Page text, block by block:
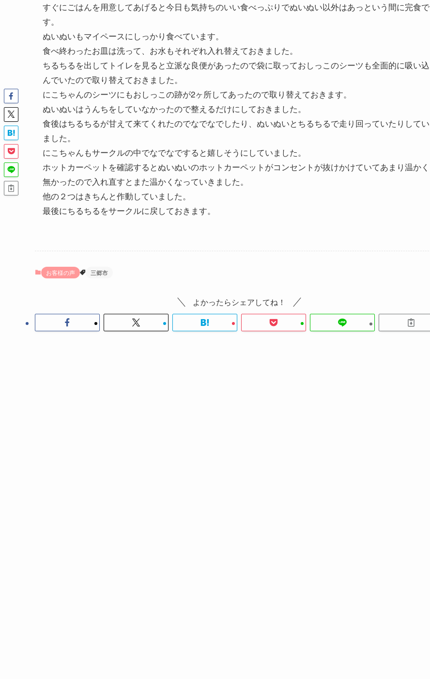
すぐにごはんを用意してあげると今日も気持ちのいい食べっぷりでぬいぬい以外はあっという間に完食で
す。
ぬいぬいもマイペースにしっかり食べています。
食べ終わったお皿は洗って、お水もそれぞれ入れ替えておきました。
ちるちるを出してトイレを見ると立派な良便があったので袋に取っておしっこのシーツも全面的に吸い込
んでいたので取り替えておきました。
にこちゃんのシーツにもおしっこの跡が2ヶ所してあったので取り替えておきます。
ぬいぬいはうんちをしていなかったので整えるだけにしておきました。
食後はちるちるが甘えて来てくれたのでなでなでしたり、ぬいぬいとちるちるで走り回っていたりしてい
ました。
にこちゃんもサークルの中でなでなですると嬉しそうにしていました。
ホットカーペットを確認するとぬいぬいのホットカーペットがコンセントが抜けかけていてあまり温かく
無かったので入れ直すとまた温かくなっていきました。
他の２つはきちんと作動していました。
最後にちるちるをサークルに戻しておきます。
お客様の声 三郷市
よかったらシェアしてね！